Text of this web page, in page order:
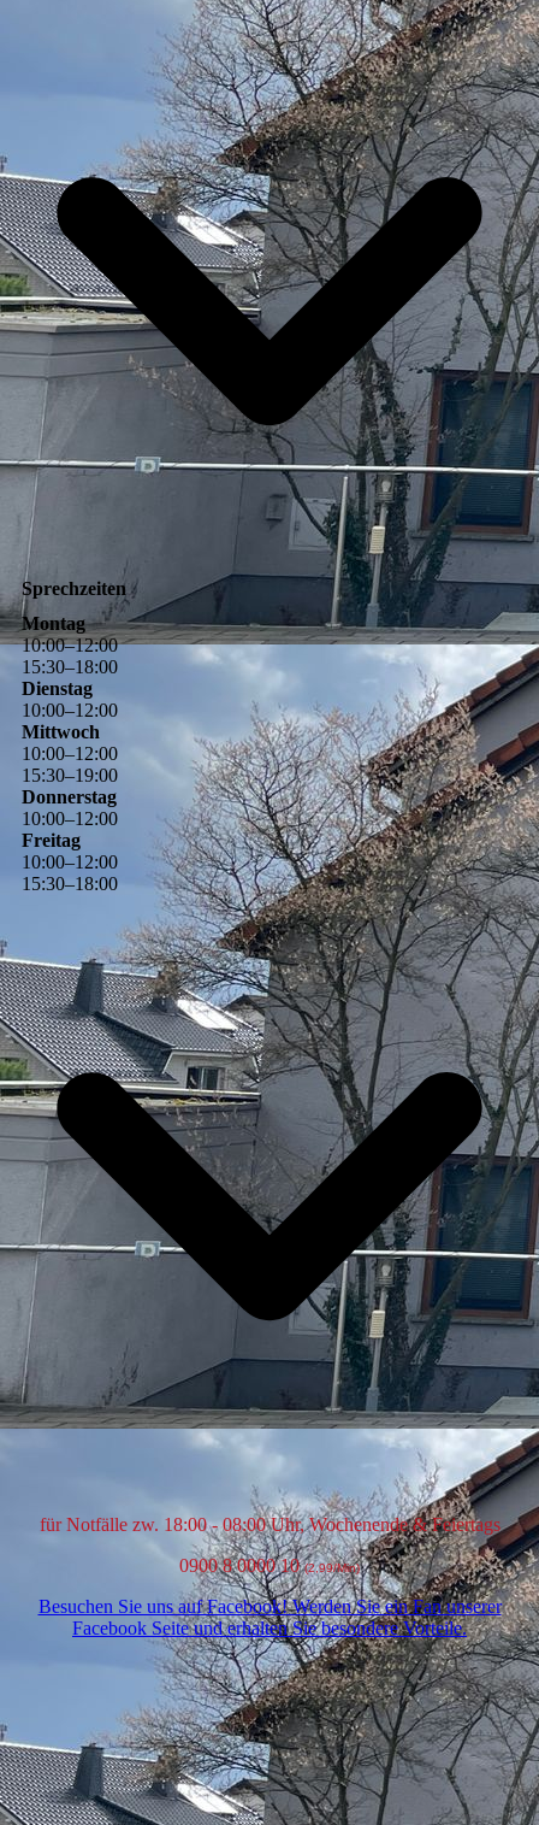
Sprechzeiten
Montag
10:00–12:00
15:30–18:00
Dienstag
10:00–12:00
Mittwoch
10:00–12:00
15:30–19:00
Donnerstag
10:00–12:00
Freitag
10:00–12:00
15:30–18:00
für Notfälle zw. 18:00 - 08:00 Uhr, Wochenende & Feiertags
0900 8 0000 10(2,99/Min)
Besuchen Sie uns auf Facebook! Werden Sie ein Fan unserer
Facebook Seite und erhalten Sie besondere Vorteile.